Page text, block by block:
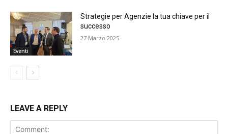
Eventi
Strategie per Agenzie la tua chiave per il
successo
27 Marzo 2025
LEAVE A REPLY